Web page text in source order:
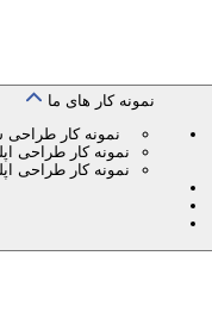
نمونه کار های ما
نمونه کار
نمونه کار طراحی
نمونه کار طراحی